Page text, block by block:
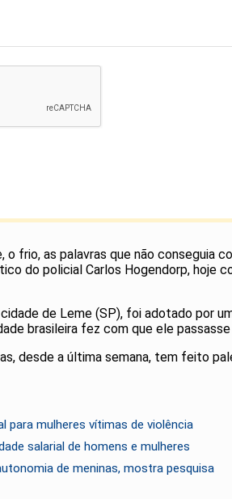
o frio, as palavras que não conseguia
do policial Carlos Hogendorp, hoje
de Leme (SP), foi adotado por
brasileira fez com que ele
desde a última semana, tem feito
para mulheres vítimas de violência
salarial de homens e mulheres
de meninas, mostra pesquisa